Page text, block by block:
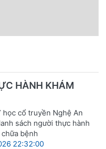
HÀNH KHÁM
học cổ truyền Nghệ An
sách người thực hành
bệnh
22:32:00